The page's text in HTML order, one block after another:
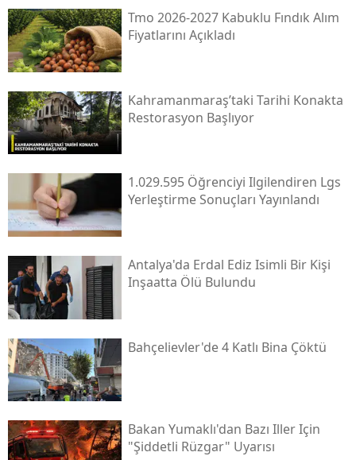
Tmo 2026-2027 Kabuklu Fındık Alım
Fiyatlarını Açıkladı
Kahramanmaraş’taki Tarihi Konakta
Restorasyon Başlıyor
1.029.595 Öğrenciyi Ilgilendiren Lgs
Yerleştirme Sonuçları Yayınlandı
Antalya'da Erdal Ediz Isimli Bir Kişi
Inşaatta Ölü Bulundu
Bahçelievler'de 4 Katlı Bina Çöktü
Bakan Yumaklı'dan Bazı Iller Için
"şiddetli Rüzgar" Uyarısı